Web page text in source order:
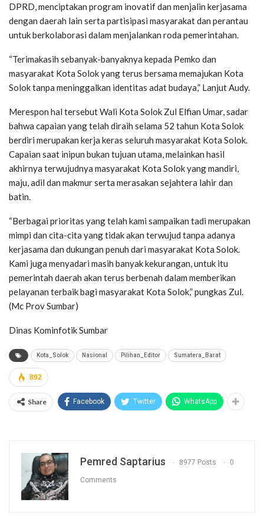
DPRD, menciptakan program inovatif dan menjalin kerjasama
dengan daerah lain serta partisipasi masyarakat dan perantau
untuk berkolaborasi dalam menjalankan roda pemerintahan.
“Terimakasih sebanyak-banyaknya kepada Pemko dan
masyarakat Kota Solok yang terus bersama memajukan Kota
Solok tanpa meninggalkan identitas adat budaya,” Lanjut Audy.
Merespon hal tersebut Wali Kota Solok Zul Elfian Umar, sadar
bahwa capaian yang telah diraih selama 52 tahun Kota Solok
berdiri merupakan kerja keras seluruh masyarakat Kota Solok.
Capaian saat inipun bukan tujuan utama, melainkan hasil
akhirnya terwujudnya masyarakat Kota Solok yang mandiri,
maju, adil dan makmur serta merasakan sejahtera lahir dan
batin.
“Berbagai prioritas yang telah kami sampaikan tadi merupakan
mimpi dan cita-cita yang tidak akan terwujud tanpa adanya
kerjasama dan dukungan penuh dari masyarakat Kota Solok.
Kami juga menyadari masih banyak kekurangan, untuk itu
pemerintah daerah akan terus berbenah dalam memberikan
pelayanan terbaik bagi masyarakat Kota Solok,” pungkas Zul.
(Mc Prov Sumbar)
Dinas Kominfotik Sumbar
Kota_Solok Nasional Pilihan_Editor Sumatera_Barat
892
Share Facebook Twitter WhatsApp
Pemred Saptarius 8977 Posts 0
Comments